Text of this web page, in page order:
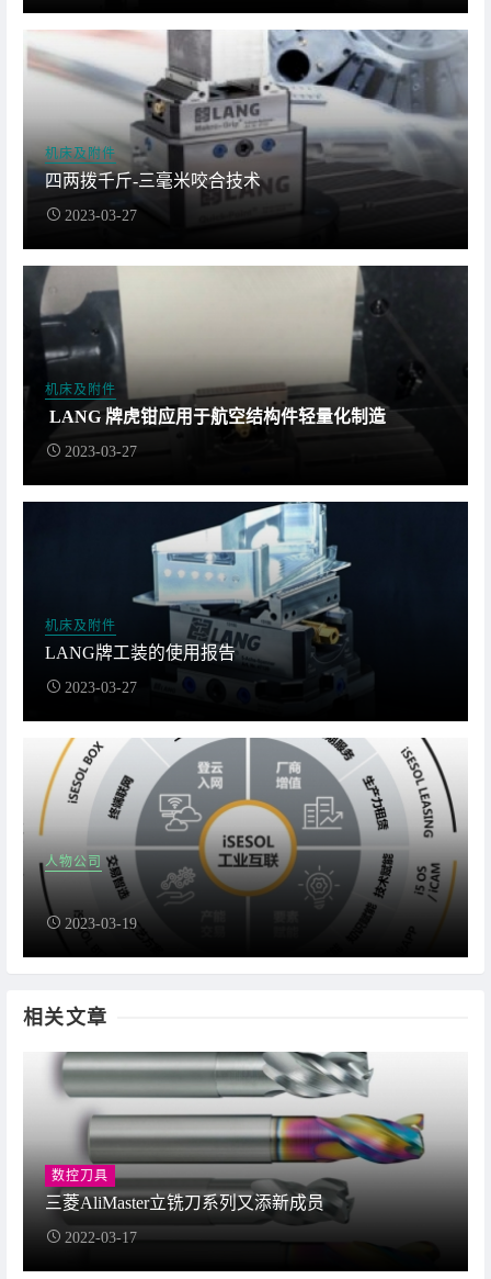
机床及附件
四两拨千斤-三毫米咬合技术
2023-03-27
机床及附件
LANG 牌虎钳应用于航空结构件轻量化制造
2023-03-27
机床及附件
LANG牌工装的使用报告
2023-03-27
人物公司
2023-03-19
相关文章
数控刀具
三菱AliMaster立铣刀系列又添新成员
2022-03-17